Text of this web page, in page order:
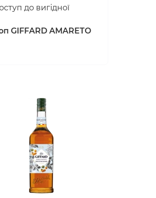
до вигідної
GIFFARD AMARETO